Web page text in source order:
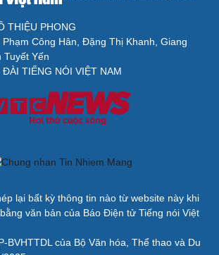
THIỆU PHONG
Công Hân, Đặng Thị Khanh, Giang
Tuyết Yến
TIẾNG NÓI VIỆT NAM
lại bất kỳ thông tin nào từ website này khi
văn bản của Báo Điện tử Tiếng nói Việt
BVHTTDL của Bộ Văn hóa, Thể thao và Du